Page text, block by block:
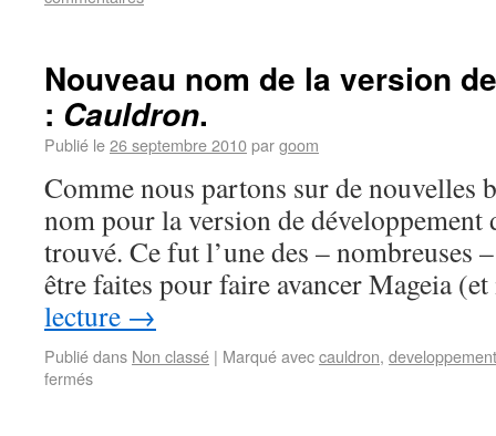
Nouveau nom de la version
: Cauldron.
Publié le26 septembre 2010pargoom
Comme nous partons sur de nouvelles
nom pour la version de développement
trouvé. Ce fut l’une des – nombreuses
être faites pour faire avancer Mageia
lecture →
Publié dans Non classé | Marqué aveccauldron, developpement
fermés